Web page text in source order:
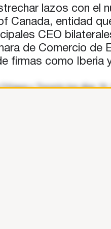
lazos con el
Canada, entidad
CEO
de Comercio de
firmas como Iberia
y Toronto los días